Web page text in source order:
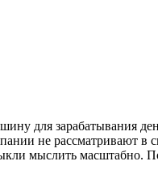
для зарабатывания
не рассматривают в
мыслить масштабно.